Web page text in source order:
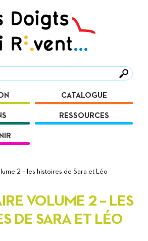
CATALOGUE
RESSOURCES
2 – les histoires de Sara et Léo
VOLUME 2 – LES
DE SARA ET LÉO